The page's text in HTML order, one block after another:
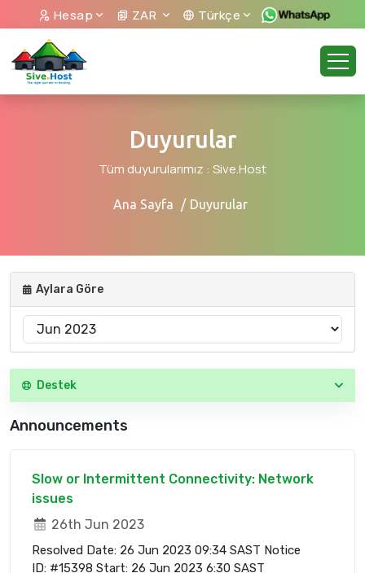
Hesap ZAR Türkçe
Duyurular
Tüm duyurularımız : Sive.Host
Ana Sayfa Duyurular
Aylara Göre
Destek
Announcements
Slow or Intermittent Connectivity: Network
issues
26th Jun 2023
Resolved Date: 26 Jun 2023 09:34 SAST Notice
ID: #15398 Start: 26 Jun 2023 6:30 SAST